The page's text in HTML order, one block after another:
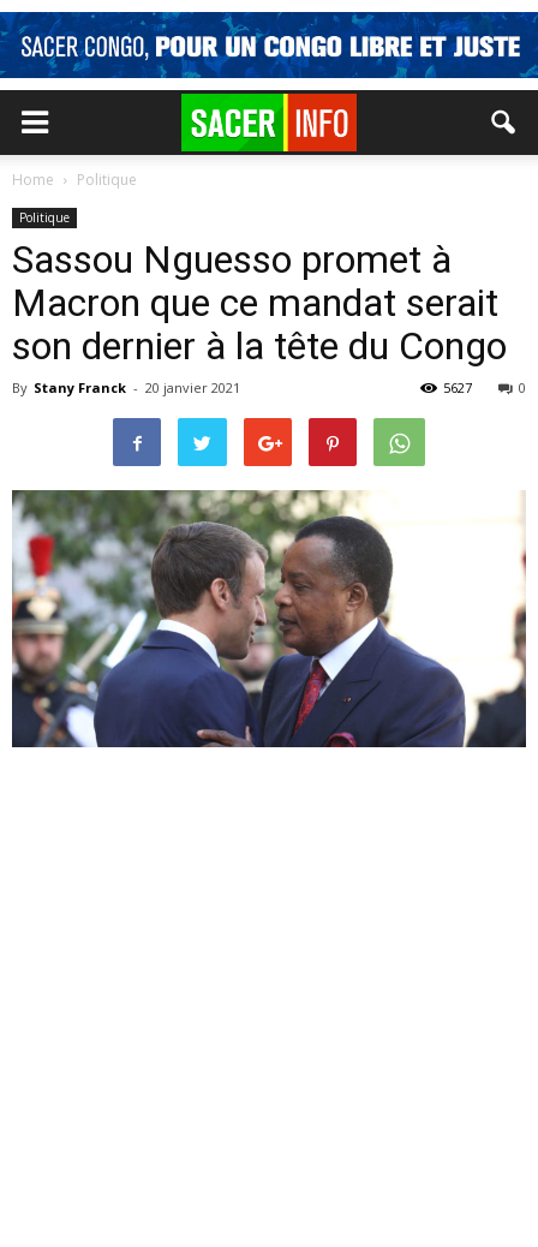
Home Politique
Politique
Sassou Nguesso promet à
Macron que ce mandat serait
son dernier à la tête du Congo
By Stany Franck - 20 janvier 2021 0
5627